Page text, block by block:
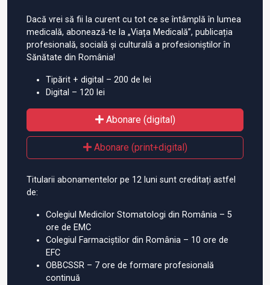
Dacă vrei să fii la curent cu tot ce se întâmplă în lumea
medicală, abonează-te la „Viața Medicală”, publicația
profesională, socială și culturală a profesioniștilor în
Sănătate din România!
Tipărit + digital – 200 de lei
Digital – 120 lei
Abonare (digital)
Abonare (print+digital)
Titularii abonamentelor pe 12 luni sunt creditați astfel
de:
Colegiul Medicilor Stomatologi din România – 5
ore de EMC
Colegiul Farmaciștilor din România – 10 ore de
EFC
OBBCSSR – 7 ore de formare profesională
continuă